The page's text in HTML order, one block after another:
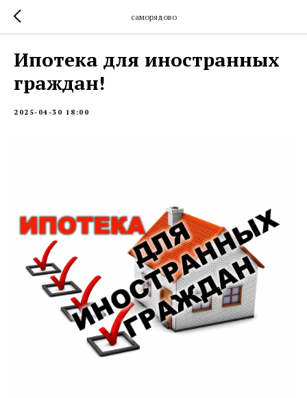
саморядово
Ипотека для иностранных
граждан!
2025-04-30 18:00